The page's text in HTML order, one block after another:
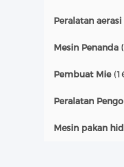
Peralatan aerasi
Mesin Penanda
Pembuat Mie
Peralatan
Mesin pakan